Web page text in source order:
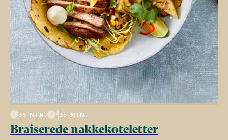
35 MIN. 35 MIN.
Braiserede nakkekoteletter